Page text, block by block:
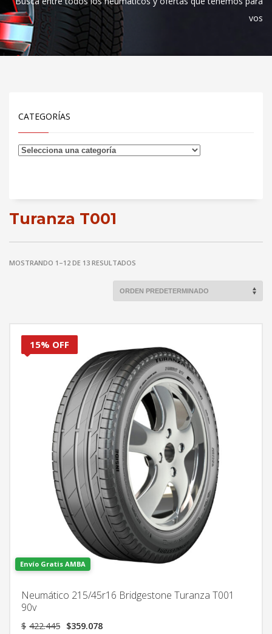
vos
Turanza T001
MOSTRANDO 1–12 DE 13 RESULTADOS
15% OFF
Envío Gratis AMBA
Neumático 215/45r16 Bridgestone Turanza T001
90v
$ 422.445 El
$359.078El
CATEGORÍAS